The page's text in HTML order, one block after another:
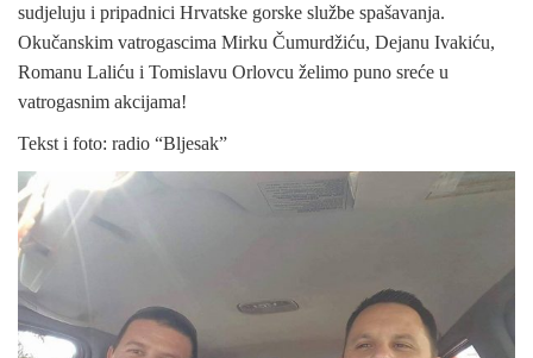
sudjeluju i pripadnici Hrvatske gorske službe spašavanja.
Okučanskim vatrogascima Mirku Čumurdžiću, Dejanu Ivakiću,
Romanu Laliću i Tomislavu Orlovcu želimo puno sreće u
vatrogasnim akcijama!
Tekst i foto: radio “Bljesak”